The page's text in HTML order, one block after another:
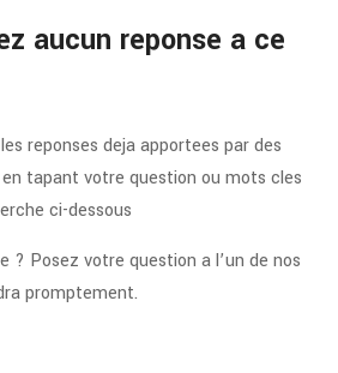
aucun reponse a ce
reponses deja apportees par des
tapant votre question ou mots cles
ci-dessous
? Posez votre question a l’un de nos
promptement.